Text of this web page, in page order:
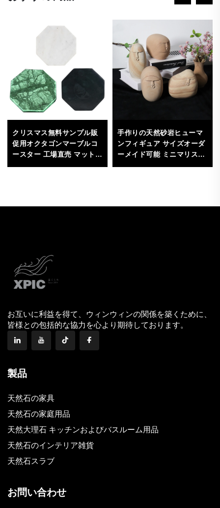
クリスマス無料サンプル販
促用オクタゴンマーブルコ
ースター 工場直売 マット・
パッド用
手作りの天然砂岩ヒューマ
ンフィギュア サイズオーダ
ーメイド可能 ミニマリスト
／モダンデザイン 高品質 家
お互いに利益を得て、ウィンウィンの関係を築くために、
皆様との包括的な協力を心より期待しております。
製品
天然石の家具
天然石の家庭用品
天然大理石 キッチンおよびバスルーム用品
天然石のインテリア雑貨
天然石スラブ
お問い合わせ